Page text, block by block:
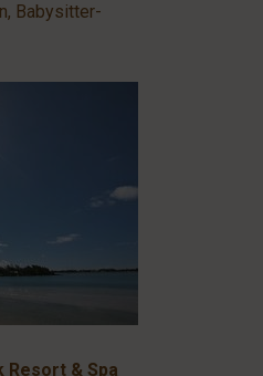
Babysitter-
Resort & Spa